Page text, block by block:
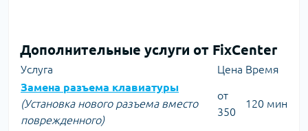
Дополнительные услуги от FixCenter
Услуга Цена Время
Замена разъема клавиатуры
(Установка нового разъема вместо
поврежденного)
от
350
120 мин